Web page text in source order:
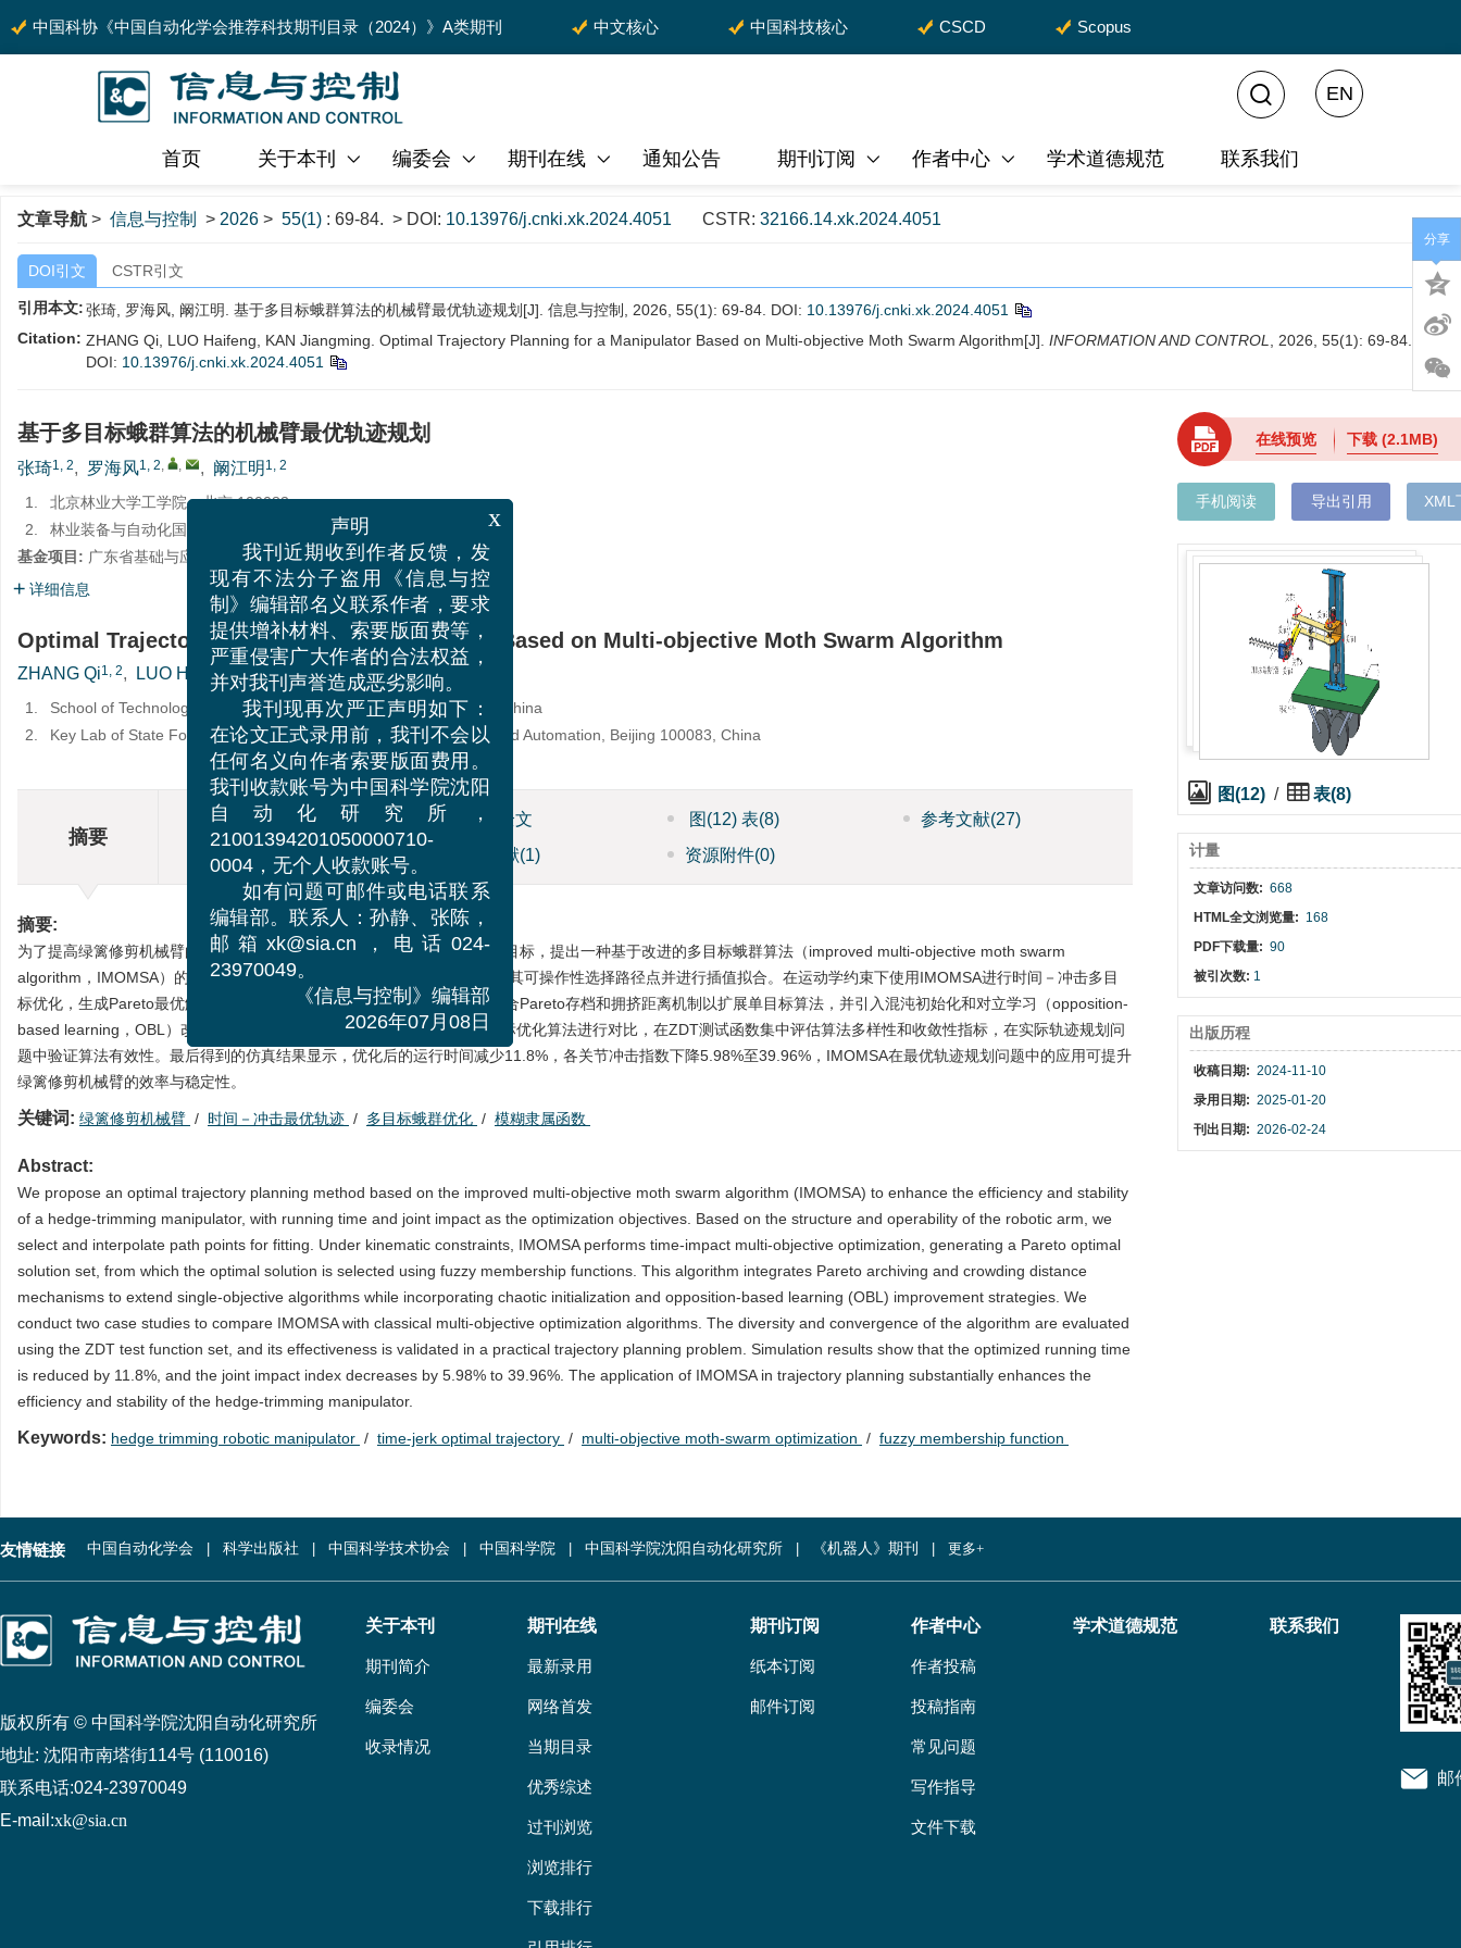
中国科协《中国自动化学会推荐科技期刊目录（2024）》A类期刊 中文核心 中国科技核心 CSCD Scopus
首页 关于本刊 编委会 期刊在线 通知公告 期刊订阅 作者中心 学术道德规范 联系我们
EN
文章导航 > 信息与控制 > 2026 > 55(1) : 69-84. > DOI: 10.13976/j.cnki.xk.2024.4051 CSTR: 32166.14.xk.2024.4051
DOI引文 CSTR引文
引用本文:张琦, 罗海风, 阚江明. 基于多目标蛾群算法的机械臂最优轨迹规划[J]. 信息与控制, 2026, 55(1): 69-84. DOI: 10.13976/j.cnki.xk.2024.4051
Citation: ZHANG Qi, LUO Haifeng, KAN Jiangming. Optimal Trajectory Planning for a Manipulator Based on Multi-objective Moth Swarm Algorithm[J]. INFORMATION AND CONTROL
, 2026, 55(1): 69-84.
DOI: 10.13976/j.cnki.xk.2024.4051
基于多目标蛾群算法的机械臂最优轨迹规划
张琦1, 2, 罗海风1, 2, , , 阚江明 1, 2
1.
北京林业大学工学院，北京 100083
2.
林业装备与自动化国家林业局重点实验室，北京 100083
基金项目: 广东省基础与应用基础研究项目（2022A1515140013）
详细信息
Optimal Trajectory Planning for a Manipulator Based on Multi-objective Moth Swarm Algorithm
ZHANG Qi1, 2, LUO Haifeng 1, 2, , , KAN Jiangming 1, 2
1.
School of Technology, Beijing Forestry University, Beijing 100083, China
2.
Key Lab of State Forestry Administration on Forestry Equipment and Automation, Beijing 100083, China
摘要
摘要 HTML全文 图 (12) 表(8) 参考文献(27)
相关文章
施引文献(1) 资源附件(0)
摘要:
为了提高绿篱修剪机械臂的效率和稳定性，以运行时间和关节冲击为优化目标，提出一种基于改进的多目标蛾群算法（improved multi-objective moth swarm
algorithm，IMOMSA）的最优轨迹规划方法。根据机械臂结构形式，结合其可操作性选择路径点并进行插值拟合。在运动学约束下使用IMOMSA进行时间－冲击多目
标优化，生成Pareto最优解集并通过模糊隶属函数选择最优解。该算法整合Pareto存档和拥挤距离机制以扩展单目标算法，并引入混沌初始化和对立学习（opposition-
based learning，OBL）改进策略。通过两个算例将IMOMSA与经典多目标优化算法进行对比，在ZDT测试函数集中评估算法多样性和收敛性指标，在实际轨迹规划问
题中验证算法有效性。最后得到的仿真结果显示，优化后的运行时间减少11.8%，各关节冲击指数下降5.98%至39.96%，IMOMSA在最优轨迹规划问题中的应用可提升
绿篱修剪机械臂的效率与稳定性。
关键词: 绿篱修剪机械臂 / 时间－冲击最优轨迹 / 多目标蛾群优化 / 模糊隶属函数
Abstract:
We propose an optimal trajectory planning method based on the improved multi-objective moth swarm algorithm (IMOMSA) to enhance the efficiency and stability
of a hedge-trimming manipulator, with running time and joint impact as the optimization objectives. Based on the structure and operability of the robotic arm, we
select and interpolate path points for fitting. Under kinematic constraints, IMOMSA performs time-impact multi-objective optimization, generating a Pareto optimal
solution set, from which the optimal solution is selected using fuzzy membership functions. This algorithm integrates Pareto archiving and crowding distance
mechanisms to extend single-objective algorithms while incorporating chaotic initialization and opposition-based learning (OBL) improvement strategies. We
conduct two case studies to compare IMOMSA with classical multi-objective optimization algorithms. The diversity and convergence of the algorithm are evaluated
using the ZDT test function set, and its effectiveness is validated in a practical trajectory planning problem. Simulation results show that the optimized running time
is reduced by 11.8%, and the joint impact index decreases by 5.98% to 39.96%. The application of IMOMSA in trajectory planning substantially enhances the
efficiency and stability of the hedge-trimming manipulator.
Keywords: hedge trimming robotic manipulator / time-jerk optimal trajectory / multi-objective moth-swarm optimization / fuzzy membership function
在线预览 下载(2.1MB)
手机阅读 导出引用 XML
图(12) / 表(8)
计量
文章访问数: 668
HTML全文浏览量: 168
PDF下载量: 90
被引次数: 1
出版历程
收稿日期: 2024-11-10
录用日期: 2025-01-20
刊出日期: 2026-02-24
分享
友情链接 中国自动化学会 科学出版社 中国科学技术协会 中国科学院 中国科学院沈阳自动化研究所 《机器人》期刊 更多+
版权所有 © 中国科学院沈阳自动化研究所
地址: 沈阳市南塔街114号 (110016)
联系电话:024-23970049
E-mail:xk@sia.cn
关于本刊
期刊简介
编委会
收录情况
期刊在线
最新录用
网络首发
当期目录
优秀综述
过刊浏览
浏览排行
下载排行
期刊订阅
纸本订阅
邮件订阅
作者中心
作者投稿
投稿指南
常见问题
写作指导
文件下载
学术道德规范 联系我们
邮
声明
我刊近期收到作者反馈，发
现有不法分子盗用《信息与控
制》编辑部名义联系作者，要求
提供增补材料、索要版面费等，
严重侵害广大作者的合法权益，
并对我刊声誉造成恶劣影响。
我刊现再次严正声明如下：
在论文正式录用前，我刊不会以
任何名义向作者索要版面费用。
我刊收款账号为中国科学院沈阳
自动化研究所，
21001394201050000710-
0004，无个人收款账号。
如有问题可邮件或电话联系
编辑部。联系人：孙静、张陈，
邮箱xk@sia.cn，电话024-
23970049。
《信息与控制》编辑部
2026年07月08日